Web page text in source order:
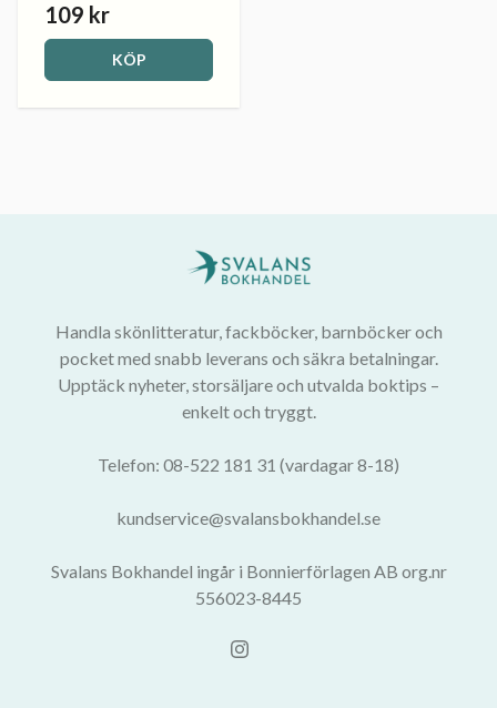
109 kr
KÖP
Handla skönlitteratur, fackböcker, barnböcker och
pocket med snabb leverans och säkra betalningar.
Upptäck nyheter, storsäljare och utvalda boktips –
enkelt och tryggt.
Telefon: 08-522 181 31 (vardagar 8-18)
kundservice@svalansbokhandel.se
Svalans Bokhandel ingår i Bonnierförlagen AB org.nr
556023-8445